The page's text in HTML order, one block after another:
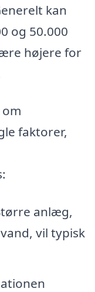
kan
og 50.000
højere for
faktorer,
anlæg,
vil typisk